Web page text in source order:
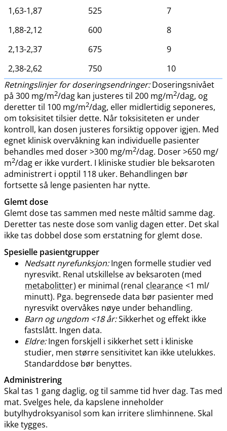
1,63-1,87
525
7
1,88-2,12
600
8
2,13-2,37
675
9
2,38-2,62
750
10
Retningslinjer for doseringsendringer:Doseringsnivået
på 300 mg​/​m2/dag kan justeres til 200 mg​/​m2/dag, og
deretter til 100 mg​/​m2/dag, eller midlertidig seponeres,
om toksisitet tilsier dette. Når toksisiteten er under
kontroll, kan dosen justeres forsiktig oppover igjen. Med
egnet klinisk overvåkning kan individuelle pasienter
behandles med doser >300 mg​/​m2/dag. Doser >650 mg​/​
m2/dag er ikke vurdert. I kliniske studier ble beksaroten
administrert i opptil 118 uker. Behandlingen bør
fortsette så lenge pasienten har nytte.
Glemt dose
Glemt dose tas sammen med neste måltid samme dag.
Deretter tas neste dose som vanlig dagen etter. Det skal
ikke tas dobbel dose som erstatning for glemt dose.
Spesielle pasientgrupper
Nedsatt nyrefunksjon:Ingen formelle studier ved
nyresvikt. Renal utskillelse av beksaroten (med
metabolitter) er minimal (renal clearance <1 ml​/​
minutt). Pga. begrensede data bør pasienter med
nyresvikt overvåkes nøye under behandling.
Barn og ungdom <18 år:Sikkerhet og effekt ikke
fastslått. Ingen data.
Eldre:Ingen forskjell i sikkerhet sett i kliniske
studier, men større sensitivitet kan ikke utelukkes.
Standarddose bør benyttes.
Administrering
Skal tas 1 gang daglig, og til samme tid hver dag. Tas med
mat. Svelges hele, da kapslene inneholder
butylhydroksyanisol som kan irritere slimhinnene. Skal
ikke tygges.